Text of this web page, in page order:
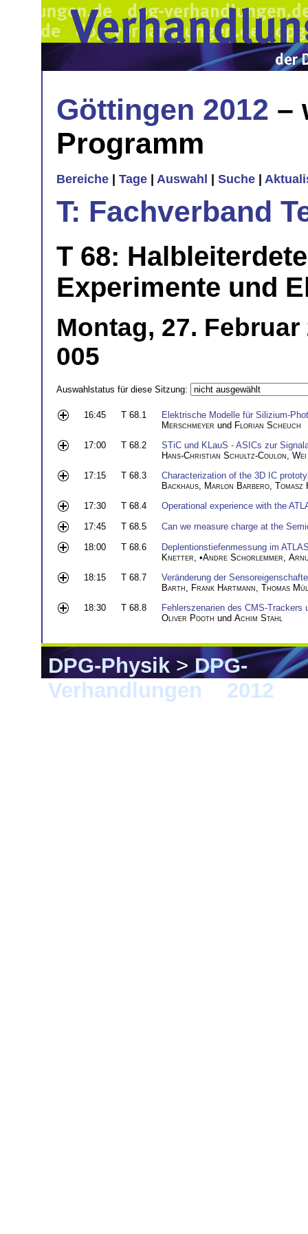
Göttingen 2012 –
Programm
Bereiche Tage Auswahl Suche
T: Fachverband
T 68:
Experimente und
Montag, 27. Februar
005
Auswahlstatus für diese Sitzung:
16:45 T 68.1
Elektrische Modelle für Silizium-
Merschmeyer und Florian Scheuch
17:00
T 68.2
STiC und KLauS - ASICs zur
Hans-Christian Schultz-Coulon
17:15
T 68.3
Characterization of the 3D IC
Backhaus Marlon Barbero Tomasz
17:30
T 68.4
Operational experience with the
17:45
T 68.5
Can we measure charge at the
18:00
T 68.6
Deplentionstiefenmessung im
Knetter , •Andre Schorlemmer
18:15
T 68.7
Veränderung der
Barth
Frank Hartmann Thomas
18:30
T 68.8
Fehlerszenarien des CMS-Trackers
Oliver Pooth und Achim Stahl
DPG-Physik>DPG-
Verhandlungen
2012